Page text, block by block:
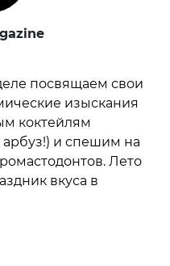
посвящаем свои
изыскания
коктейлям
арбуз!) и спешим на
Лето
вкуса в